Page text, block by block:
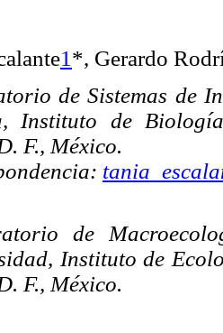
1 *, Gerardo
de Sistemas de
Instituto de
F., México.
de
Instituto de
F., México.